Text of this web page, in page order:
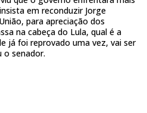
em reconduzir Jorge
para apreciação dos
na cabeça do Lula, qual é a
já foi reprovado uma vez, vai ser
o senador.